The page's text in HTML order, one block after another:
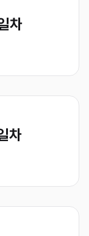
차
차